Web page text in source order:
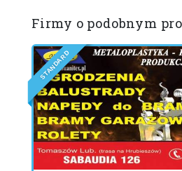
Firmy o podobnym
STANDARD